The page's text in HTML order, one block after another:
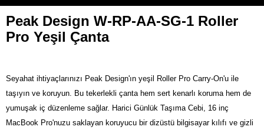
Peak Design W-RP-AA-SG-1 Roller
Pro Yeşil Çanta
Seyahat ihtiyaçlarınızı Peak Design'ın yeşil Roller Pro Carry-On'u ile
taşıyın ve koruyun. Bu tekerlekli çanta hem sert kenarlı koruma hem de
yumuşak iç düzenleme sağlar. Harici Günlük Taşıma Cebi, 16 inç
MacBook Pro'nuzu saklayan koruyucu bir dizüstü bilgisayar kılıfı ve gizli